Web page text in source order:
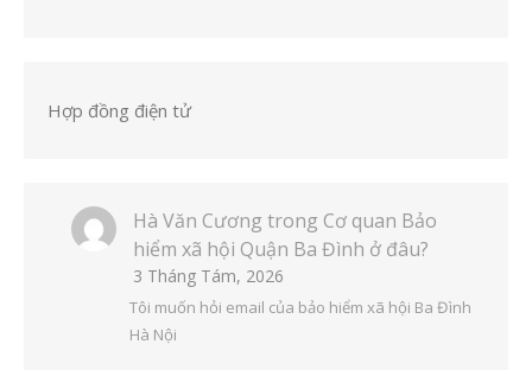
Hợp đồng điện tử
Hà Văn Cương trong Cơ quan Bảo
hiểm xã hội Quận Ba Đình ở đâu?
3 Tháng Tám, 2026
Tôi muốn hỏi email của bảo hiểm xã hội Ba Đình
Hà Nội